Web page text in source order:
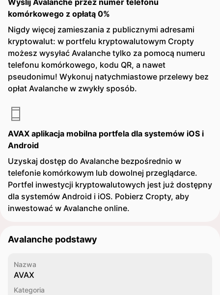
Wyślij Avalanche przez numer telefonu
komórkowego z opłatą 0%
Nigdy więcej zamieszania z publicznymi adresami
kryptowalut: w portfelu kryptowalutowym Cropty
możesz wysyłać Avalanche tylko za pomocą numeru
telefonu komórkowego, kodu QR, a nawet
pseudonimu! Wykonuj natychmiastowe przelewy bez
opłat Avalanche w zwykły sposób.
AVAX aplikacja mobilna portfela dla systemów iOS i
Android
Uzyskaj dostęp do Avalanche bezpośrednio w
telefonie komórkowym lub dowolnej przeglądarce.
Portfel inwestycji kryptowalutowych jest już dostępny
dla systemów Android i iOS. Pobierz Cropty, aby
inwestować w Avalanche online.
Avalanche podstawy
Nazwa
AVAX
Kategoria